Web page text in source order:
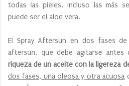
todas las pieles, incluso las más
puede ser el aloe vera.
El Spray Aftersun en dos fases
aftersun, que debe agitarse
riqueza de un aceite con la ligereza
dos fases, una oleosa y otra acuosa